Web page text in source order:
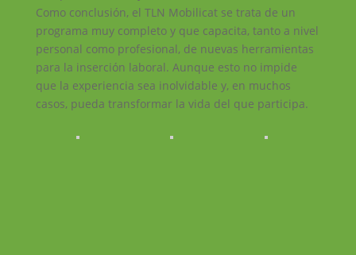
Como conclusión, el TLN Mobilicat se trata de un
programa muy completo y que capacita, tanto a nivel
personal como profesional, de nuevas herramientas
para la inserción laboral. Aunque esto no impide
que la experiencia sea inolvidable y, en muchos
casos, pueda transformar la vida del que participa.